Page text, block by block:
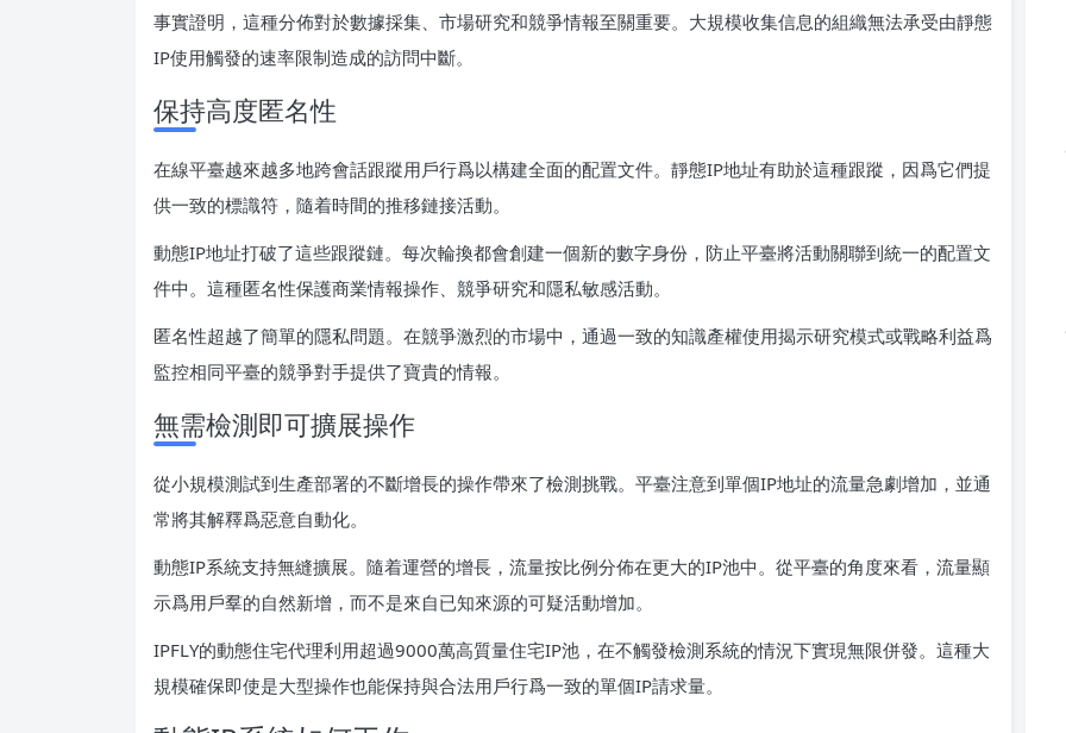
事實證明，這種分佈對於數據採集、市場研究和競爭情報至關重要。大規模收集信息的組織無法承受由靜態
IP使用觸發的速率限制造成的訪問中斷。
保持高度匿名性
在線平臺越來越多地跨會話跟蹤用戶行爲以構建全面的配置文件。靜態IP地址有助於這種跟蹤，因爲它們提
供一致的標識符，隨着時間的推移鏈接活動。
動態IP地址打破了這些跟蹤鏈。每次輪換都會創建一個新的數字身份，防止平臺將活動關聯到統一的配置文
件中。這種匿名性保護商業情報操作、競爭研究和隱私敏感活動。
匿名性超越了簡單的隱私問題。在競爭激烈的市場中，通過一致的知識產權使用揭示研究模式或戰略利益爲
監控相同平臺的競爭對手提供了寶貴的情報。
無需檢測即可擴展操作
從小規模測試到生產部署的不斷增長的操作帶來了檢測挑戰。平臺注意到單個IP地址的流量急劇增加，並通
常將其解釋爲惡意自動化。
動態IP系統支持無縫擴展。隨着運營的增長，流量按比例分佈在更大的IP池中。從平臺的角度來看，流量顯
示爲用戶羣的自然新增，而不是來自已知來源的可疑活動增加。
IPFLY的動態住宅代理利用超過9000萬高質量住宅IP池，在不觸發檢測系統的情況下實現無限併發。這種大
規模確保即使是大型操作也能保持與合法用戶行爲一致的單個IP請求量。